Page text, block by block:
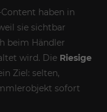
haben in
sie sichtbar
beim Händler
wird. Die Riesige
Ziel: selten,
sofort